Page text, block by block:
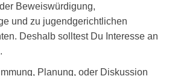
Beweiswürdigung,
und zu jugendgerichtlichen
Deshalb solltest Du Interesse an
Planung, oder Diskussion